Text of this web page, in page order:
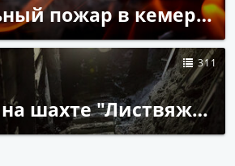
#Смертельный пожар в кемеровском пансионате
311
#Трагедия на шахте "Листвяжная" ХК "СДС-Уголь"